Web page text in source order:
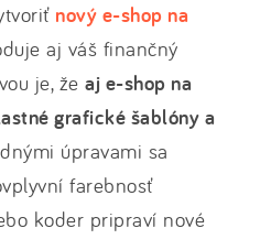
nový e-shop na
aj váš finančný
je, že aj e-shop na
grafické šablóny a
úpravami sa
farebnosť
koder pripraví nové